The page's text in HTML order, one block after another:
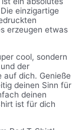
einzigartige
erzeugen etwas
cool, sondern
der
auf dich. Genieße
deinen Sinn für
deinen
ist für dich